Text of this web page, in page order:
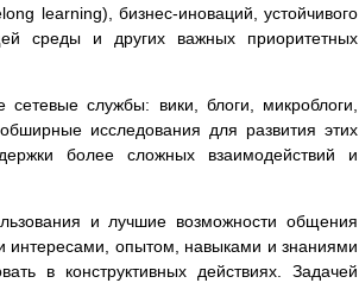
learning), бизнес-иноваций, устойчивого
среды и других важных приоритетных
службы: вики, блоги, микроблоги,
исследования для развития этих
более сложных взаимодействий и
и лучшие возможности общения
интересами, опытом, навыками и знаниями
в конструктивных действиях. Задачей